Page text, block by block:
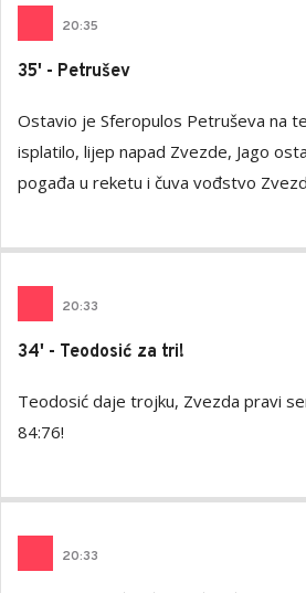
20:35
35' - Petrušev
Ostavio je Sferopulos Petruševa na
isplatilo, lijep napad Zvezde, Jago
pogađa u reketu i čuva vođstvo
20:33
34' - Teodosić za tri!
Teodosić daje trojku, Zvezda pravi
84:76!
20:33